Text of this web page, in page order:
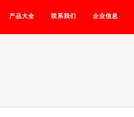
产品大全 联系我们 企业信息